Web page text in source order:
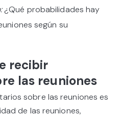
¿Qué probabilidades hay
según su
recibir
las reuniones
sobre las reuniones es
de las reuniones,